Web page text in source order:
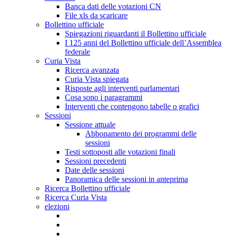
Banca dati delle votazioni CN
File xls da scaricare
Bollettino ufficiale
Spiegazioni riguardanti il Bollettino ufficiale
I 125 anni del Bollettino ufficiale dell’Assemblea
federale
Curia Vista
Ricerca avanzata
Curia Vista spiegata
Risposte agli interventi parlamentari
Cosa sono i paragrammi
Interventi che contengono tabelle o grafici
Sessioni
Sessione attuale
Abbonamento dei programmi delle
sessioni
Testi sottoposti alle votazioni finali
Sessioni precedenti
Date delle sessioni
Panoramica delle sessioni in anteprima
Ricerca Bollettino ufficiale
Ricerca Curia Vista
elezioni